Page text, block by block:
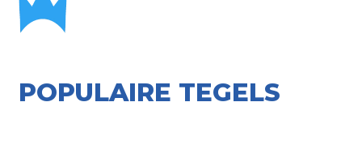
POPULAIRE TEGELS